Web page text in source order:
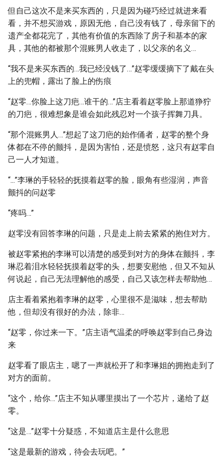
但自己这次不是来买东西的，只是因为碰巧经过就进来看
看，并不想买游戏，原因无他，自己没有钱了，母亲留下的
遗产全都花完了，其他有价值的东西除了房子和基本的家
具，其他的都被那个混账男人收走了，以父亲的名义…
“我不是来买东西的…我已经没钱了…”赵零缓缓摘下了戴在头
上的兜帽，露出了脸上的伤痕
“赵零…你脸上这刀疤…谁干的…”店主看着赵零脸上那道狰狞
的刀疤，很难想象是谁会如此残忍对一个孩子挥舞刀具。
“那个混账男人…”想起了这刀疤的始作俑者，赵零的整个身
体都在不停的颤抖，是因为害怕，还是愤怒，这只有赵零自
己一人才知道。
“...”李琳的手轻轻的抚摸着赵零的脸，眼角有些湿润，声音
颤抖的问赵零
“疼吗…”
赵零没有回答李琳的问题，只是走上前去紧紧的抱住对方。
被赵零紧抱的李琳可以清楚的感受到对方的身体在颤抖，李
琳忍着泪水轻轻抚摸着赵零的头，想要安慰他，但又不知从
何说起，自己无法理解他的感受，自己又该怎样去帮助他…
店主看着紧抱着李琳的赵零，心里很不是滋味，想去帮助
他，但却没有很好的办法，除非…
“赵零，你过来一下。”店主语气温柔的呼唤赵零到自己身边
来
赵零看了眼店主，嗯了一声就松开了和李琳姐的拥抱走到了
对方的面前。
“这个，给你…”店主不知从哪里摸出了一个芯片，递给了赵
零。
“这是…”赵零十分疑惑，不知道店主是什么意思
“这是最新的游戏，待会去玩吧。”